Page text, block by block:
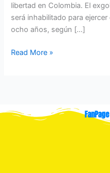
libertad en Colombia. El
será inhabilitado para
ocho años, según […]
Read More »